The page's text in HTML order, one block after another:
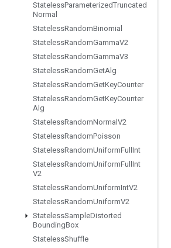
StatelessParameterizedTruncated
Normal
StatelessRandomBinomial
StatelessRandomGammaV2
StatelessRandomGammaV3
StatelessRandomGetAlg
StatelessRandomGetKeyCounter
StatelessRandomGetKeyCounter
Alg
StatelessRandomNormal V2
StatelessRandomPoisson
StatelessRandomUniformFull Int
StatelessRandomUniformFull Int
V2
StatelessRandomUniformIntV2
StatelessRandomUniformV2
StatelessSampleDistorted
BoundingBox
StatelessShuffle